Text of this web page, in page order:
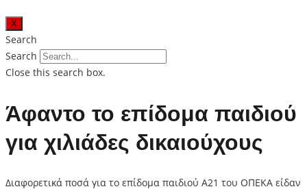
X
Search
Search
Close this search box.
Άφαντο το επίδομα παιδιού
για χιλιάδες δικαιούχους
Διαφορετικά ποσά για το επίδομα παιδιού Α21 του ΟΠΕΚΑ είδαν